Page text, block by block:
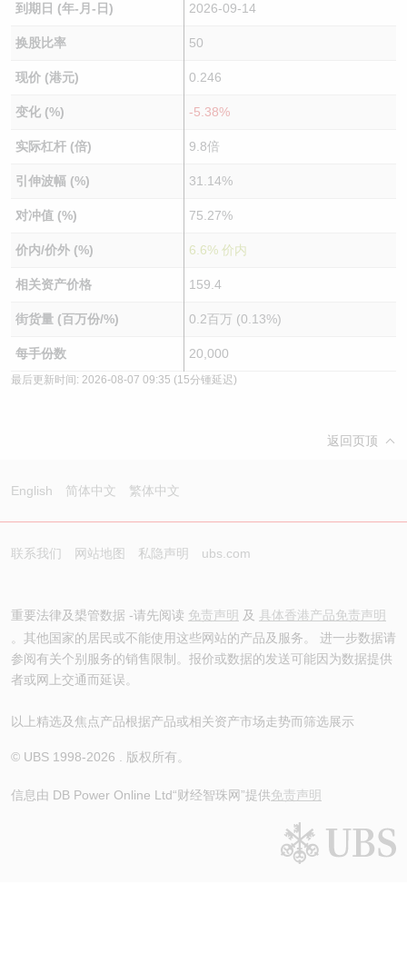
到期日 (年-月-日) 2026-09-14
换股比率 50
现价 (港元) 0.246
变化 (%) -5.38%
实际杠杆 (倍) 9.8倍
引伸波幅 (%) 31.14%
对冲值 (%) 75.27%
价内/价外 (%) 6.6% 价内
相关资产价格 159.4
街货量 (百万份/%) 0.2百万 (0.13%)
每手份数 20,000
最后更新时间: 2026-08-07 09:35 (15分锺延迟)
返回页顶
English 简体中文 繁体中文
联系我们 网站地图 私隐声明 ubs.com
重要法律及槼管数据 -请先阅读 免责声明 及 具体香港产品免责声明
。其他国家的居民或不能使用这些网站的产品及服务。 进一步数据请
参阅有关个别服务的销售限制。报价或数据的发送可能因为数据提供
者或网上交通而延误。
以上精选及焦点产品根据产品或相关资产市场走势而筛选展示
© UBS 1998-2026 . 版权所有。
信息由 DB Power Online Ltd“财经智珠网”提供免责声明